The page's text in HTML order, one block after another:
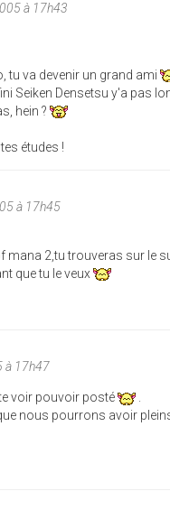
à 17h43
tu va devenir un grand ami
Seiken Densetsu y'a pas
hein ?
études !
à 17h45
mana 2,tu trouveras sur le
que tu le veux
à 17h47
voir pouvoir posté
.
nous pourrons avoir